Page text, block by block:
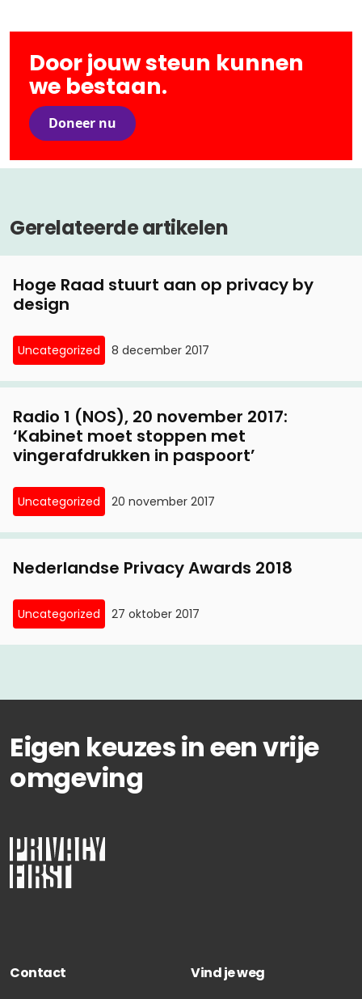
Door jouw steun kunnen
we bestaan.
Doneer nu
Gerelateerde artikelen
Hoge Raad stuurt aan op privacy by
design
Uncategorized 8 december 2017
Radio 1 (NOS), 20 november 2017:
‘Kabinet moet stoppen met
vingerafdrukken in paspoort’
Uncategorized 20 november 2017
Nederlandse Privacy Awards 2018
Uncategorized 27 oktober 2017
Eigen keuzes in een vrije
omgeving
Contact
Vind je weg